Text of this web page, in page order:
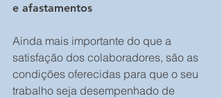
e afastamentos
Ainda mais importante do que a
satisfação dos colaboradores, são as
condições oferecidas para que o seu
trabalho seja desempenhado de